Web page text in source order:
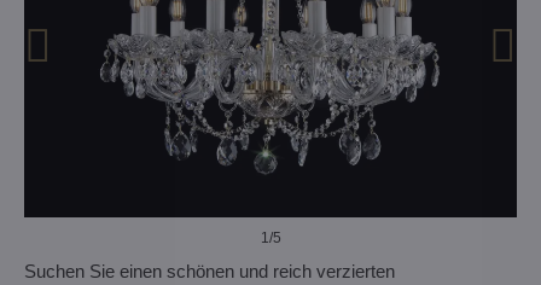
1/5
Suchen Sie einen schönen und reich verzierten